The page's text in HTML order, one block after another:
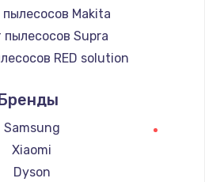
Makita
Supra
RED solution
пылесосов Miele
пылесосов lydsto
пылесосов Atvel
пылесосов Tineco
Samsung
Xiaomi
Dyson